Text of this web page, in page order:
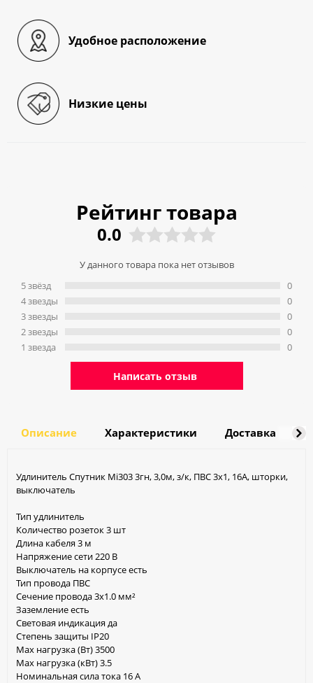
Удобное расположение
Низкие цены
Рейтинг товара
0.0
У данного товара пока нет отзывов
5 звёзд
4 звeзды
3 звeзды
2 звeзды
1 звeзда
0
0
0
0
0
Написать отзыв
Описание Характеристики Доставка
Удлинитель Спутник Mi303 3гн, 3,0м, з/к, ПВС 3х1, 16A, шторки,
выключатель
Тип удлинитель
Количество розеток 3 шт
Длина кабеля 3 м
Напряжение сети 220 В
Выключатель на корпусе есть
Тип провода ПВС
Сечение провода 3х1.0 мм²
Заземление есть
Световая индикация да
Степень защиты IP20
Max нагрузка (Вт) 3500
Max нагрузка (кВт) 3.5
Номинальная сила тока 16 А